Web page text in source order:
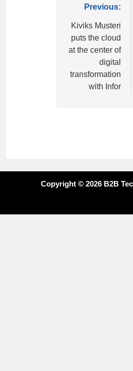
Previous:
Kiviks Musteri
puts the cloud
at the center of
digital
transformation
with Infor
Copyright © 2026 B2B